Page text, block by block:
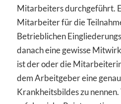
Mitarbeiters durchgeführt.
Mitarbeiter für die
Betrieblichen
danach eine gewisse
ist der oder die
dem Arbeitgeber eine
Krankheitsbildes zu